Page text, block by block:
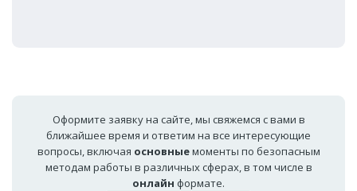
Оформите заявку на сайте, мы свяжемся с вами в
ближайшее время и ответим на все интересующие
вопросы, включая основныемоменты по безопасным
методам работы в различных сферах, в том числе в
онлайн формате.